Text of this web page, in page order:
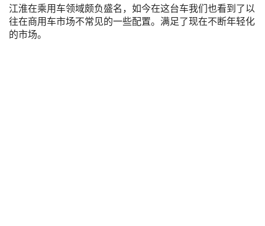
江淮在乘用车领域颇负盛名，如今在这台车我们也看到了以
往在商用车市场不常见的一些配置。满足了现在不断年轻化
的市场。